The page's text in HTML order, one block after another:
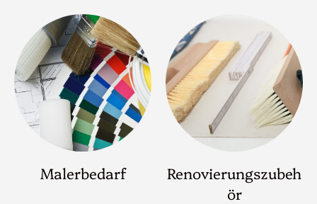
Malerbedarf
Renovierungszubeh
ör